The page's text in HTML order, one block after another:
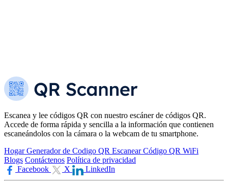
Escanea y lee códigos QR con nuestro escáner de códigos QR.
Accede de forma rápida y sencilla a la información que contienen
escaneándolos con la cámara o la webcam de tu smartphone.
HogarGenerador de Codigo QR Escanear Código QR WiFi
Blogs Contáctenos Política de privacidad
Facebook
X LinkedIn